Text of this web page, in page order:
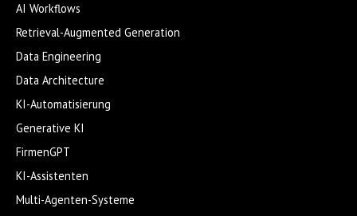
AI Workflows
Retrieval-Augmented Generation
Data Engineering
Data Architecture
KI-Automatisierung
Generative KI
FirmenGPT
KI-Assistenten
Multi-Agenten-Systeme